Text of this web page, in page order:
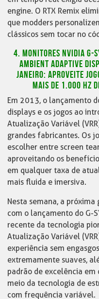
engine. O RTX Remix
que modders
clássicos sem tocar no
4. MONITORES NVIDIA G-
AMBIENT ADAPTIVE
JANEIRO: APROVEITE
MAIS DE 1.000 HZ
Em 2013, o lançamento
displays e os jogos ao
Atualização Variável
grandes fabricantes. Os
escolher entre screen
aproveitando os
em qualquer taxa de
mais fluida e imersiva.
Nesta semana, a próxima
com o lançamento do G-
recente da tecnologia
Atualização Variável
experiência sem
extremamente suaves,
padrão de excelência
meio da tecnologia de
com frequência variável.